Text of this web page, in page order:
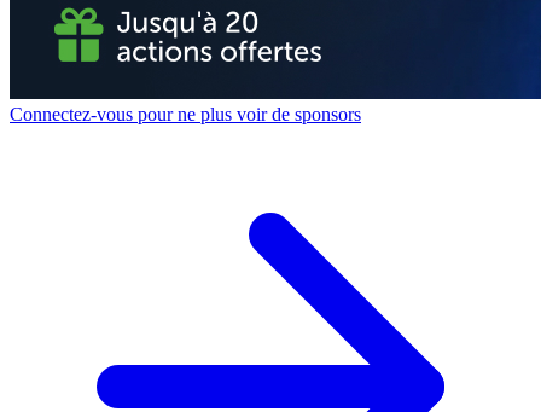
Connectez-vous pour ne plus voir de sponsors